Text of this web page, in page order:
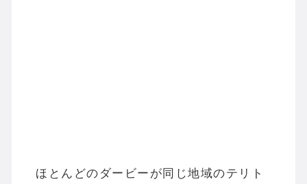
ほとんどのダービーが同じ地域のテリト